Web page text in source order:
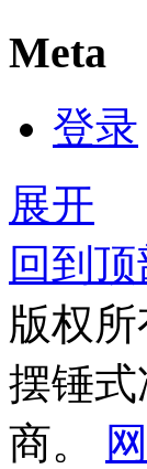
Meta
登录
展开
回到顶
版权
摆锤
商。